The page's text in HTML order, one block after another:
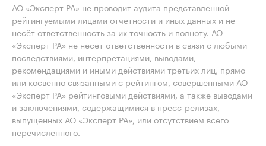
АО «Эксперт РА» не проводит аудита представленной
рейтингуемыми лицами отчётности и иных данных и не
несёт ответственность за их точность и полноту. АО
«Эксперт РА» не несет ответственности в связи с любыми
последствиями, интерпретациями, выводами,
рекомендациями и иными действиями третьих лиц, прямо
или косвенно связанными с рейтингом, совершенными АО
«Эксперт РА» рейтинговыми действиями, а также выводами
и заключениями, содержащимися в пресс-релизах,
выпущенных АО «Эксперт РА», или отсутствием всего
перечисленного.